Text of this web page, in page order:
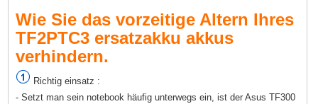
Wie Sie das vorzeitige Altern Ihres
TF2PTC3 ersatzakku akkus
verhindern.
Richtig einsatz :
- Setzt man sein notebook häufig unterwegs ein, ist der Asus TF300